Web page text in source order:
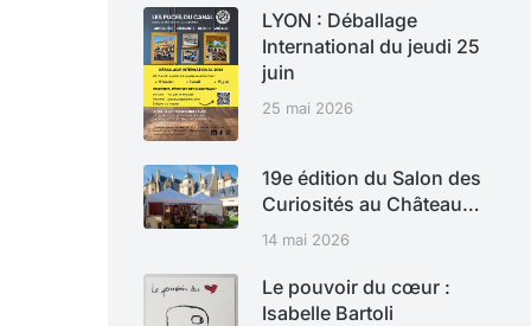
LYON : Déballage
International du jeudi 25
juin
25 mai 2026
19e édition du Salon des
Curiosités au Château…
14 mai 2026
Le pouvoir du cœur :
Isabelle Bartoli